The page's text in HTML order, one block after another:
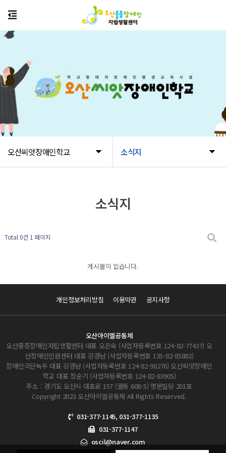
오산씨앗장애인학교 소식지
소식지
Total 0건 1 페이지
게시물이 없습니다.
개인정보처리방침 이용약관 공지사항
오산아이엘공동체
오산중증장애인자립생활센터 대표 오은숙 (사업자등록번호 124-82-77437) 오
산장애인인권센터 대표 강경남 (사업자등록번호 135-82-85882)
장애인극단녹두 대표 강경남 (사업자등록번호 124-82-98276) 오산씨앗장애인
학교 대표 장순기 (사업자등록번호 124-82-83905)
주소 : 경기도 오산시 대호로 157 (궐동 608-5) 명문빌딩 201호
Copyright 2023 오산아이엘공동체 All Rights Reserved.
031-377-1145, 031-377-1135
031-377-1147
oscil@naver.com